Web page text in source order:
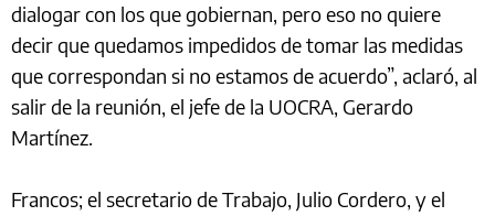
dialogar con los que gobiernan, pero eso no quiere
decir que quedamos impedidos de tomar las medidas
que correspondan si no estamos de acuerdo”, aclaró, al
salir de la reunión, el jefe de la UOCRA, Gerardo
Martínez.
Francos; el secretario de Trabajo, Julio Cordero, y el